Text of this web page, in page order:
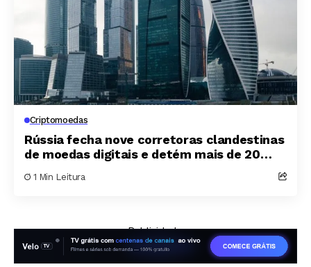
Criptomoedas
Rússia fecha nove corretoras clandestinas
de moedas digitais e detém mais de 20
1 Min Leitura
— Publicidade —